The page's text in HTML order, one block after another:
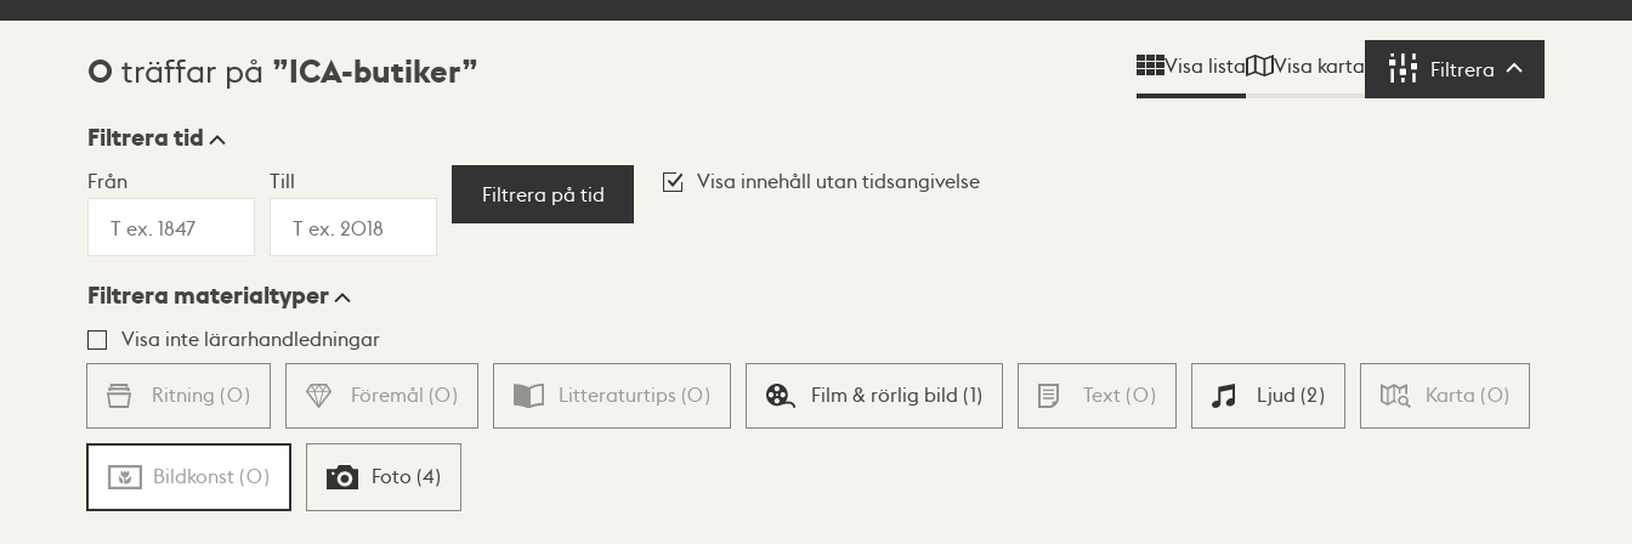
Sökresultat
0 träffar på ICA-butiker Visa lista Visa karta Filtrera Filtrera
Visningsläge
Lista Karta
Filtrera tid
Från Till
Filtrera på tid
Visa innehåll utan tidsangivelse
Filtrera materialtyper
Visa inte lärarhandledningar
Ritning (0) Föremål (0) Litteraturtips (0) Film & rörlig bild (1) Text (0) Ljud (2) Karta (0)
Bildkonst (0) Foto (4)